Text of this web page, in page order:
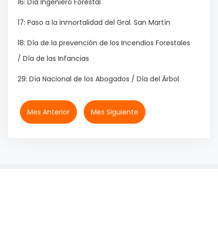
16: Día Ingeniero Forestal
17: Paso a la inmortalidad del Gral. San Martín
18: Día de la prevención de los Incendios Forestales
/ Día de las Infancias
29: Día Nacional de los Abogados / Día del Árbol
Mes Anterior Mes Siguiente